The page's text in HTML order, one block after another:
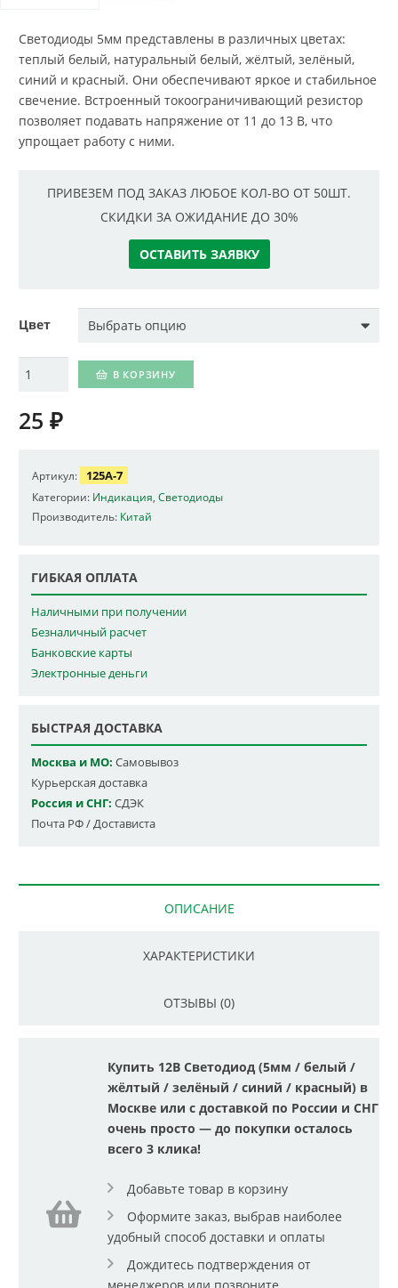
Светодиоды 5мм представлены в различных цветах:
теплый белый, натуральный белый, жёлтый, зелёный,
синий и красный. Они обеспечивают яркое и стабильное
свечение. Встроенный токоограничивающий резистор
позволяет подавать напряжение от 11 до 13 В, что
упрощает работу с ними.
ПРИВЕЗЕМ ПОД ЗАКАЗ ЛЮБОЕ КОЛ-ВО ОТ 50ШТ.
СКИДКИ ЗА ОЖИДАНИЕ ДО 30%
ОСТАВИТЬ ЗАЯВКУ
Цвет
Количество В КОРЗИНУ
25 ₽
Артикул: 125A-7
Категории: Индикация Светодиоды
Производитель: Китай
ГИБКАЯ ОПЛАТА
Наличными при получении
Безналичный расчет
Банковские карты
Электронные деньги
БЫСТРАЯ ДОСТАВКА
Москва и МО: Самовывоз
Курьерская доставка
Россия и СНГ: СДЭК
Почта РФ / Достависта
ОПИСАНИЕ
ХАРАКТЕРИСТИКИ
ОТЗЫВЫ (0)
Купить 12В Светодиод (5мм / белый /
жёлтый / зелёный / синий / красный) в
Москве или с доставкой по России и СНГ
очень просто — до покупки осталось
всего 3 клика!
Добавьте товар в корзину
Оформите заказ, выбрав наиболее
удобный способ доставки и оплаты
Дождитесь подтверждения от